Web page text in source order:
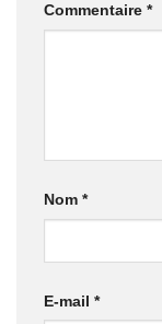
Commentaire *
Nom *
E-mail *